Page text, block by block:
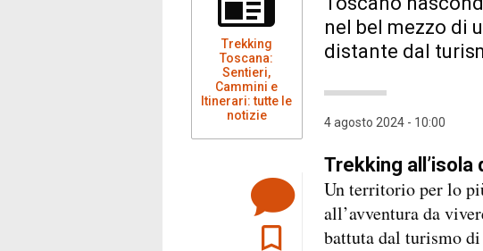
Trekking
Toscana:
Sentieri,
Cammini e
Itinerari: tutte le
notizie
nel bel mezzo di
distante dal
4 agosto 2024 - 10:00
Trekking all’isola
Un territorio per lo
all’avventura da
battuta dal turismo di